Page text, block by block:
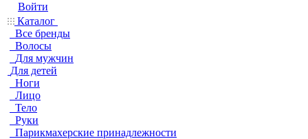
Войти
Каталог
Все бренды
Волосы
Для мужчин
Для детей
Ноги
Лицо
Тело
Руки
Парикмахерские принадлежности